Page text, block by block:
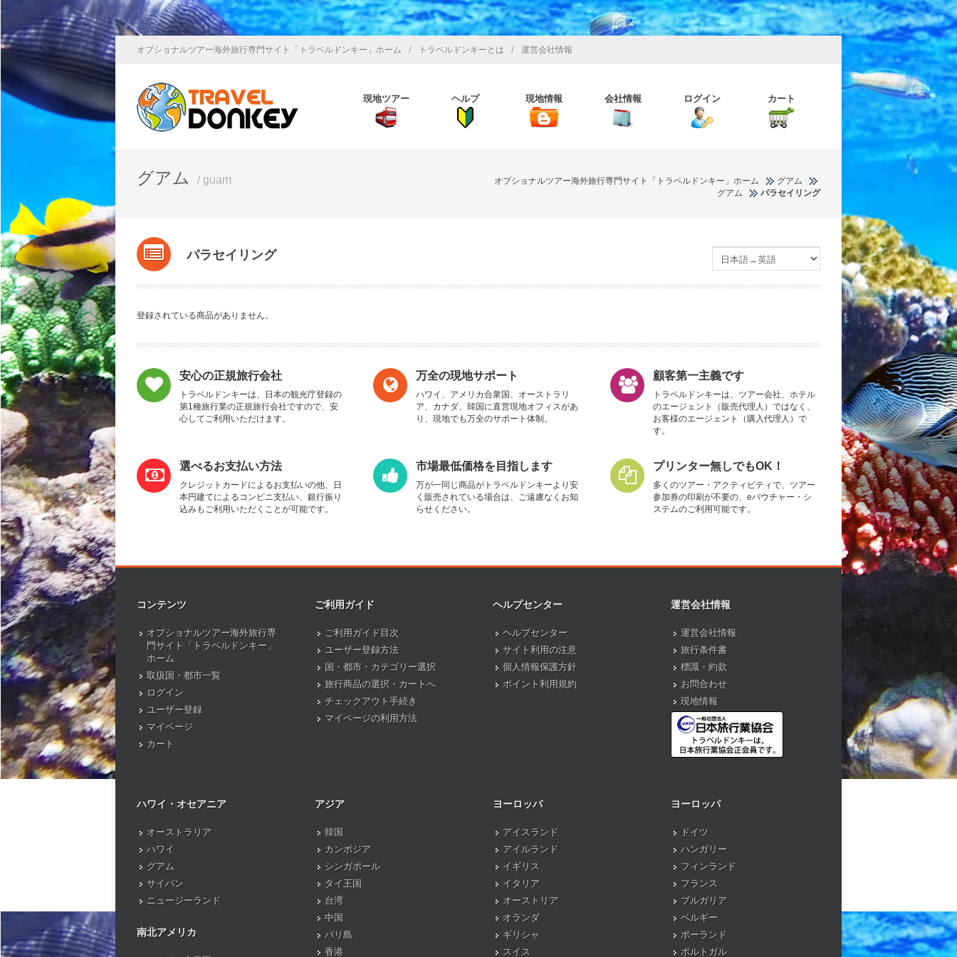
オプショナルツアー海外旅行専門サイト「トラベルドンキー」ホーム / トラベルドンキーとは / 運営会社情報
現地ツアー ヘルプ 現地情報 会社情報 ログイン カート
グアム / guam オプショナルツアー海外旅行専門サイト「トラベルドンキー」ホーム
グアム
グアム
パラセイリング
パラセイリング
登録されている商品がありません。
安心の正規旅行会社
トラベルドンキーは、日本の観光庁登録の
第1種旅行業の正規旅行会社ですので、安
心してご利用いただけます。
万全の現地サポート
ハワイ、アメリカ合衆国、オーストラリ
ア、カナダ、韓国に直営現地オフィスがあ
り、現地でも万全のサポート体制。
顧客第一主義です
トラベルドンキーは、ツアー会社、ホテル
のエージェント（販売代理人）ではなく、
お客様のエージェント（購入代理人）で
す。
選べるお支払い方法
クレジットカードによるお支払いの他、日
本円建てによるコンビニ支払い、銀行振り
込みもご利用いただくことが可能です。
市場最低価格を目指します
万が一同じ商品がトラベルドンキーより安
く販売されている場合は、ご遠慮なくお知
らせください。
プリンター無しでもOK！
多くのツアー・アクティビティで、ツアー
参加券の印刷が不要の、eバウチャー・シ
ステムのご利用可能です。
コンテンツ
オプショナルツアー海外旅行専
門サイト「トラベルドンキー」
ホーム
取扱国・都市一覧
ログイン
ユーザー登録
マイページ
カート
ご利用ガイド
ご利用ガイド目次
ユーザー登録方法
国・都市・カテゴリー選択
旅行商品の選択・カートへ
チェックアウト手続き
マイページの利用方法
ヘルプセンター
ヘルプセンター
サイト利用の注意
個人情報保護方針
ポイント利用規約
運営会社情報
運営会社情報
旅行条件書
標識・約款
お問合わせ
現地情報
ハワイ・オセアニア
オーストラリア
ハワイ
グアム
サイパン
ニュージーランド
南北アメリカ
アジア
韓国
カンボジア
シンガポール
タイ王国
台湾
中国
バリ島
香港
ヨーロッパ
アイスランド
アイルランド
イギリス
イタリア
オーストリア
オランダ
ギリシャ
スイス
ヨーロッパ
ドイツ
ハンガリー
フィンランド
フランス
ブルガリア
ベルギー
ポーランド
ポルトガル